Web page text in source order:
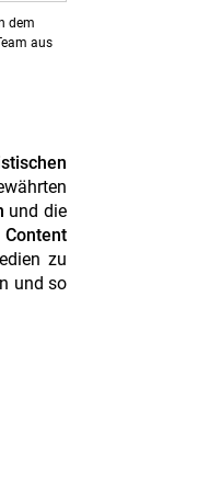
dem
aus
und die
Content
zu
und so